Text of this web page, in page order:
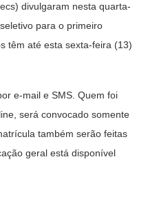
divulgaram nesta quarta-
para o primeiro
têm até esta sexta-feira (13)
e-mail e SMS. Quem foi
será convocado somente
também serão feitas
geral está disponível